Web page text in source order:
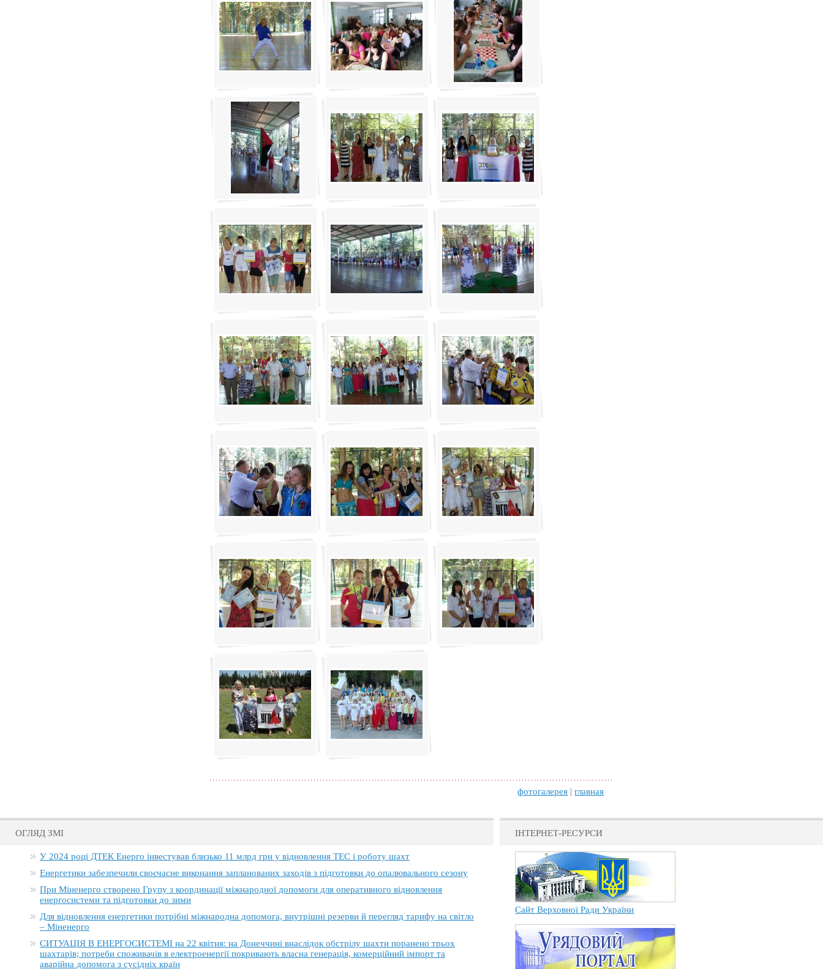
фотогалерея |главная
ОГЛЯД ЗМІ
У 2024 році ДТЕК Енерго інвестував близько 11 млрд грн у відновлення ТЕС і роботу шахт
Енергетики забезпечили своєчасне виконання запланованих заходів з підготовки до опалювального сезону
При Міненерго створено Групу з координації міжнародної допомоги для оперативного відновлення
енергосистеми та підготовки до зими
Для відновлення енергетики потрібні міжнародна допомога, внутрішні резерви й перегляд тарифу на світло
– Міненерго
СИТУАЦІЯ В ЕНЕРГОСИСТЕМІ на 22 квітня: на Донеччині внаслідок обстрілу шахти поранено трьох
шахтарів; потреби споживачів в електроенергії покривають власна генерація, комерційний імпорт та
аварійна допомога з сусідніх країн
ІНТЕРНЕТ-РЕСУРСИ
Сайт Верховної Ради України